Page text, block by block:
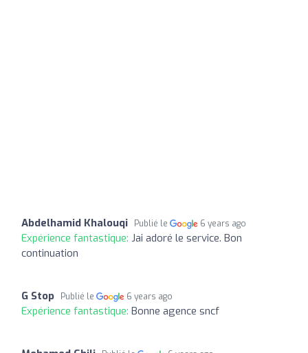
Abdelhamid Khalouqi Publié le 6 years ago
Expérience fantastique: Jai adoré le service. Bon
continuation
G Stop Publié le 6 years ago
Expérience fantastique: Bonne agence sncf